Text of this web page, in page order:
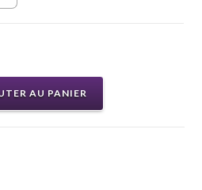
AU PANIER